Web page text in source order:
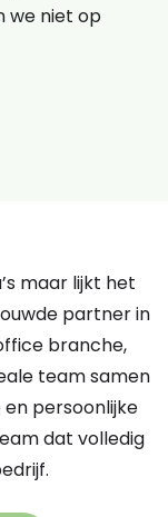
we niet op
maar lijkt het
partner in
branche,
team samen
persoonlijke
dat volledig